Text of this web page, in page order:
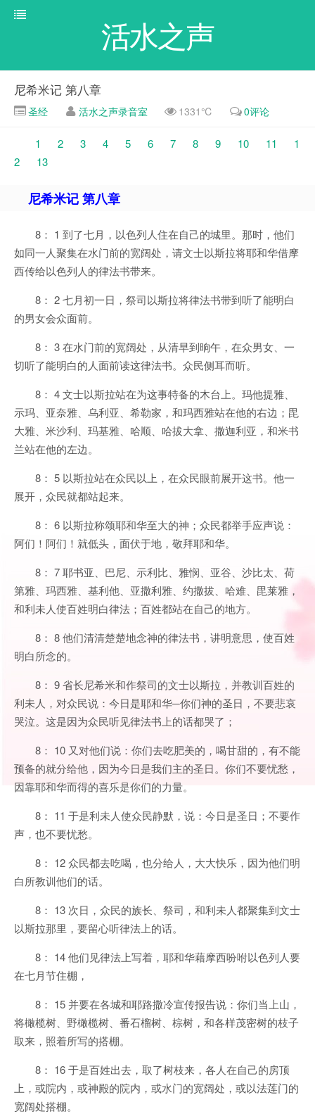
活水之声
尼希米记 第八章
圣经 活水之声录音室 1331℃ 0评论
1 2 3 4 5 6 7 8 9 10 11
1
2
13
尼希米记 第八章
8： 1 到了七月，以色列人住在自己的城里。那时，他们
如同一人聚集在水门前的宽阔处，请文士以斯拉将耶和华借摩
西传给以色列人的律法书带来。
8： 2 七月初一日，祭司以斯拉将律法书带到听了能明白
的男女会众面前。
8： 3 在水门前的宽阔处，从清早到晌午，在众男女、一
切听了能明白的人面前读这律法书。众民侧耳而听。
8： 4 文士以斯拉站在为这事特备的木台上。玛他提雅、
示玛、亚奈雅、乌利亚、希勒家，和玛西雅站在他的右边；毘
大雅、米沙利、玛基雅、哈顺、哈拔大拿、撒迦利亚，和米书
兰站在他的左边。
8： 5 以斯拉站在众民以上，在众民眼前展开这书。他一
展开，众民就都站起来。
8： 6 以斯拉称颂耶和华至大的神；众民都举手应声说：
阿们！阿们！就低头，面伏于地，敬拜耶和华。
8： 7 耶书亚、巴尼、示利比、雅悯、亚谷、沙比太、荷
第雅、玛西雅、基利他、亚撒利雅、约撒拔、哈难、毘莱雅，
和利未人使百姓明白律法；百姓都站在自己的地方。
8： 8 他们清清楚楚地念神的律法书，讲明意思，使百姓
明白所念的。
8： 9 省长尼希米和作祭司的文士以斯拉，并教训百姓的
利未人，对众民说：今日是耶和华─你们神的圣日，不要悲哀
哭泣。这是因为众民听见律法书上的话都哭了；
8： 10 又对他们说：你们去吃肥美的，喝甘甜的，有不能
预备的就分给他，因为今日是我们主的圣日。你们不要忧愁，
因靠耶和华而得的喜乐是你们的力量。
8： 11 于是利未人使众民静默，说：今日是圣日；不要作
声，也不要忧愁。
8： 12 众民都去吃喝，也分给人，大大快乐，因为他们明
白所教训他们的话。
8： 13 次日，众民的族长、祭司，和利未人都聚集到文士
以斯拉那里，要留心听律法上的话。
8： 14 他们见律法上写着，耶和华藉摩西吩咐以色列人要
在七月节住棚，
8： 15 并要在各城和耶路撒冷宣传报告说：你们当上山，
将橄榄树、野橄榄树、番石榴树、棕树，和各样茂密树的枝子
取来，照着所写的搭棚。
8： 16 于是百姓出去，取了树枝来，各人在自己的房顶
上，或院内，或神殿的院内，或水门的宽阔处，或以法莲门的
宽阔处搭棚。